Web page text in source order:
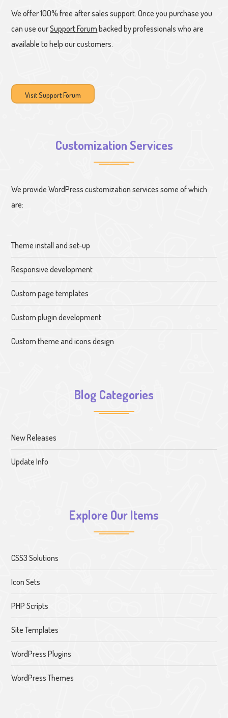
We offer 100% free after sales support. Once you purchase you
can use ourSupport Forum backed by professionals who are
available to help our customers.
Visit Support Forum
Customization Services
We provide WordPress customization services some of which
are:
Theme install and set-up
Responsive development
Custom page templates
Custom plugin development
Custom theme and icons design
Blog Categories
New Releases
Update Info
Explore Our Items
CSS3 Solutions
Icon Sets
PHP Scripts
Site Templates
WordPress Plugins
WordPress Themes